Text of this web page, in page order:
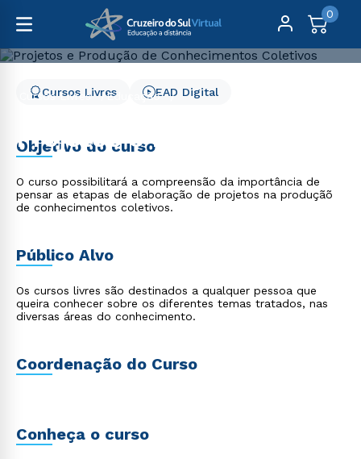
0
Cursos Livres
Educação
Projetos e Produção de
Conhecimentos Coletivos
Cursos Livres EAD Digital
Objetivo do curso
O curso possibilitará a compreensão da importância de
pensar as etapas de elaboração de projetos na produçãõ
de conhecimentos coletivos.
Público Alvo
Os cursos livres são destinados a qualquer pessoa que
queira conhecer sobre os diferentes temas tratados, nas
diversas áreas do conhecimento.
Coordenação do Curso
Conheça o curso